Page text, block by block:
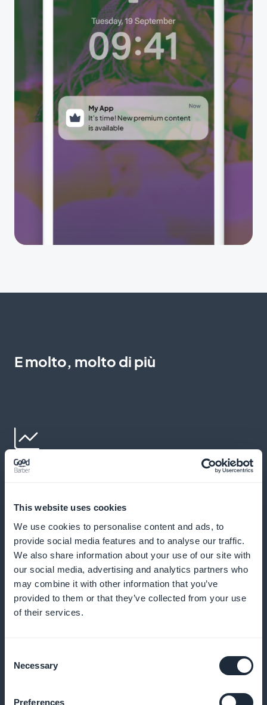
This website uses cookies
We use cookies to personalise content and ads, to
provide social media features and to analyse our traffic.
We also share information about your use of our site with
our social media, advertising and analytics partners who
may combine it with other information that you’ve
provided to them or that they’ve collected from your use
of their services.
Selection
Necessary
Preferences
E molto, molto di più
Promozioni mirate in base al
abitudini di ordinazione dei clienti per aumentare la
rilevanza e l'efficacia
Notifiche push per offerte speciali
promozioni con le notifiche push, catturando la loro